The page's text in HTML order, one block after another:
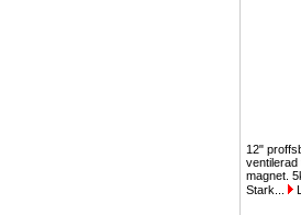
12"
ventilerad
magnet.
Stark...